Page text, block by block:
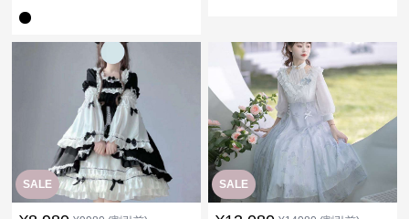
SALE SALE